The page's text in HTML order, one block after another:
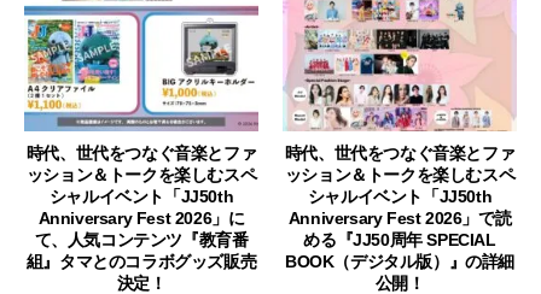
時代、世代をつなぐ音楽とファ
ッション＆トークを楽しむスペ
シャルイベント「JJ50th
Anniversary Fest 2026」に
て、人気コンテンツ『教育番
組』タマとのコラボグッズ販売
決定！
時代、世代をつなぐ音楽とファ
ッション＆トークを楽しむスペ
シャルイベント「JJ50th
Anniversary Fest 2026」で読
める『JJ50周年 SPECIAL
BOOK（デジタル版）』の詳細
公開！